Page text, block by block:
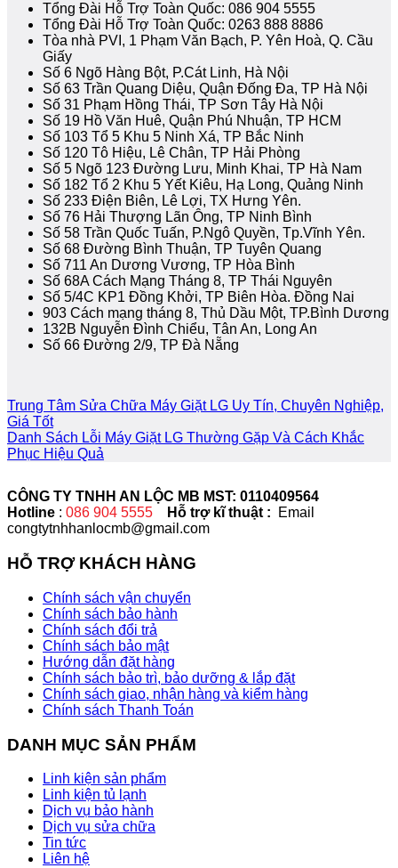
Tổng Đài Hỗ Trợ Toàn Quốc: 086 904 5555
Tổng Đài Hỗ Trợ Toàn Quốc: 0263 888 8886
Tòa nhà PVI, 1 Phạm Văn Bạch, P. Yên Hoà, Q. Cầu
Giấy
Số 6 Ngõ Hàng Bột, P.Cát Linh, Hà Nội
Số 63 Trần Quang Diệu, Quận Đống Đa, TP Hà Nội
Số 31 Phạm Hồng Thái, TP Sơn Tây Hà Nội
Số 19 Hồ Văn Huê, Quận Phú Nhuận, TP HCM
Số 103 Tổ 5 Khu 5 Ninh Xá, TP Bắc Ninh
Số 120 Tô Hiệu, Lê Chân, TP Hải Phòng
Số 5 Ngõ 123 Đường Lưu, Minh Khai, TP Hà Nam
Số 182 Tổ 2 Khu 5 Yết Kiêu, Hạ Long, Quảng Ninh
Số 233 Điện Biên, Lê Lợi, TX Hưng Yên.
Số 76 Hải Thượng Lãn Ông, TP Ninh Bình
Số 58 Trần Quốc Tuấn, P.Ngô Quyền, Tp.Vĩnh Yên.
Số 68 Đường Bình Thuận, TP Tuyên Quang
Số 711 An Dương Vương, TP Hòa Bình
Số 68A Cách Mạng Tháng 8, TP Thái Nguyên
Số 5/4C KP1 Đồng Khởi, TP Biên Hòa. Đồng Nai
903 Cách mạng tháng 8, Thủ Dầu Một, TP.Bình Dương
132B Nguyễn Đình Chiểu, Tân An, Long An
Số 66 Đường 2/9, TP Đà Nẵng
Trung Tâm Sửa Chữa Máy Giặt LG Uy Tín, Chuyên Nghiệp,
Giá Tốt
Danh Sách Lỗi Máy Giặt LG Thường Gặp Và Cách Khắc
Phục Hiệu Quả
CÔNG TY TNHH AN LỘC MB MST: 0110409564
Hotline : 086 904 5555 Hỗ trợ kĩ thuật :
Email
congtytnhhanlocmb@gmail.com
HỖ TRỢ KHÁCH HÀNG
Chính sách vận chuyển
Chính sách bảo hành
Chính sách đổi trả
Chính sách bảo mật
Hướng dẫn đặt hàng
Chính sách bảo trì, bảo dưỡng & lắp đặt
Chính sách giao, nhận hàng và kiểm hàng
Chính sách Thanh Toán
DANH MỤC SẢN PHẨM
Linh kiện sản phẩm
Linh kiện tủ lạnh
Dịch vụ bảo hành
Dịch vụ sửa chữa
Tin tức
Liên hệ